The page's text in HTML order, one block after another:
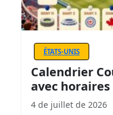
ÉTATS-UNIS
Calendrier
avec
4 de juillet de 2026